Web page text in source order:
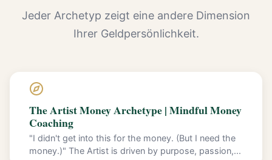
Jeder Archetyp zeigt eine andere Dimension
Ihrer Geldpersönlichkeit.
The Artist Money Archetype | Mindful Money
Coaching
"I didn't get into this for the money. (But I need the
money.)" The Artist is driven by purpose, passion,...